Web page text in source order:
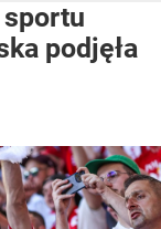
podjęła